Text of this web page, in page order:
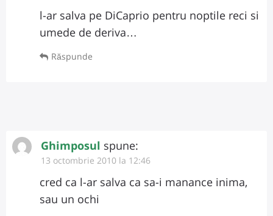
l-ar salva pe DiCaprio pentru noptile reci si
umede de deriva…
Răspunde
Ghimposul spune:
13 octombrie 2010 la 12:46
cred ca l-ar salva ca sa-i manance inima,
sau un ochi